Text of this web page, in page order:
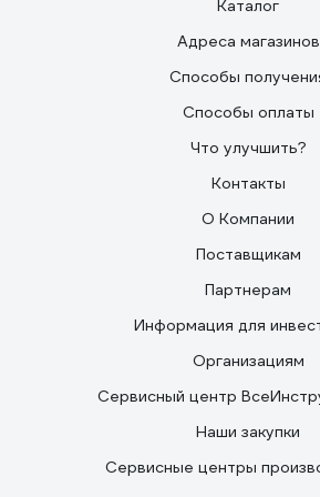
Каталог
Адреса магазинов
Способы
Способы оплаты
Что улучшить?
Контакты
О Компании
Поставщикам
Партнерам
Информация для
Организациям
Сервисный центр
Наши закупки
Сервисные центры